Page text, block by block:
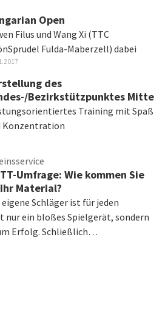
Open
Filus und Wang Xi (TTC
Fulda-Maberzell) dabei
des
Bezirkstützpunktes Mitte
Training mit Spaß
Konzentration
Umfrage: Wie kommen Sie
Material?
eigene Schläger ist für jeden
nur ein bloßes Spielgerät, sondern
Erfolg. Schließlich…